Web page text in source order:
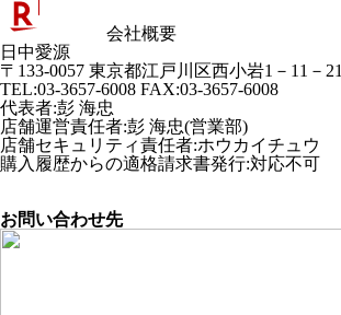
会社概要
日中愛源
〒133-0057 東京都江戸川区西小岩1－11－21
TEL:03-3657-6008 FAX:03-3657-6008
代表者:彭 海忠
店舗運営責任者:彭 海忠(営業部)
店舗セキュリティ責任者:ホウカイチュウ
購入履歴からの適格請求書発行:対応不可
お問い合わせ先